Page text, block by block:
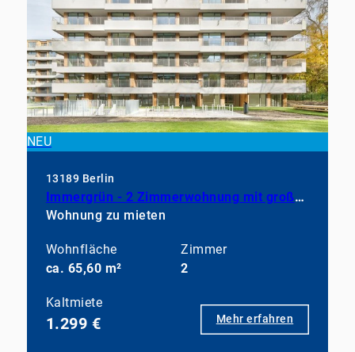
NEU
13189 Berlin
Immergrün - 2 Zimmerwohnung mit großem Balkon, EBK und Duschbad
Wohnung zu mieten
Wohnfläche
ca. 65,60 m²
Zimmer
2
Kaltmiete
1.299 € Mehr erfahren